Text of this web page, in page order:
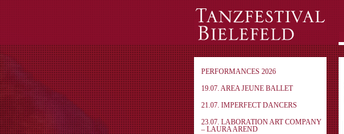
PERFORMANCES 2026
19.07. AREA JEUNE BALLET
21.07. IMPERFECT DANCERS
23.07. LABORATION ART COMPANY
– LAURA AREND